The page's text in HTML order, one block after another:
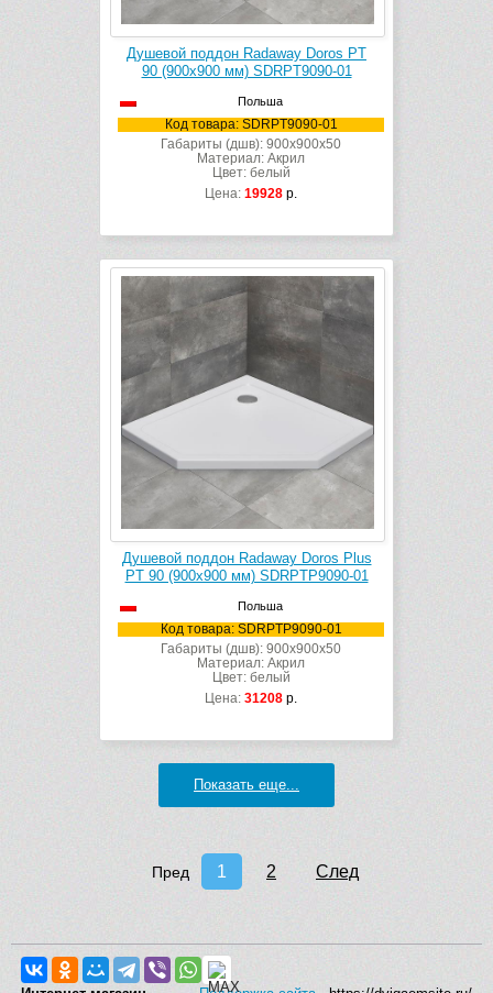
Душевой поддон Radaway Doros PT
90 (900х900 мм) SDRPT9090-01
Польша
Код товара: SDRPT9090-01
Габариты (дшв): 900x900x50
Материал: Акрил
Цвет: белый
Цена: 19928 р.
Душевой поддон Radaway Doros Plus
PT 90 (900х900 мм) SDRPTP9090-01
Польша
Код товара: SDRPTP9090-01
Габариты (дшв): 900x900x50
Материал: Акрил
Цвет: белый
Цена: 31208 р.
Показать еще...
Пред 1 2 След